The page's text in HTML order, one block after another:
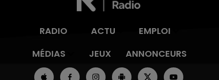
RADIO ACTU
EMPLOI
MÉDIAS
JEUX ANNONCEURS